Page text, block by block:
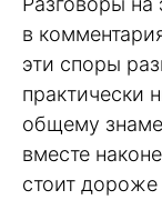
в
эти споры
практически
общему
вместе
стоит